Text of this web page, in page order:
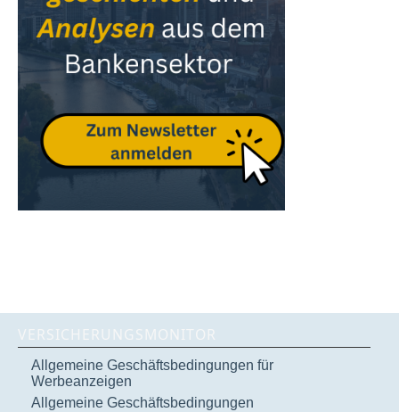
VERSICHERUNGSMONITOR
Allgemeine Geschäftsbedingungen für
Werbeanzeigen
Allgemeine Geschäftsbedingungen